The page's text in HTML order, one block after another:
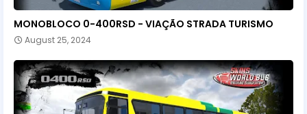
MONOBLOCO 0-400RSD - VIAÇÃO STRADA TURISMO
August 25, 2024